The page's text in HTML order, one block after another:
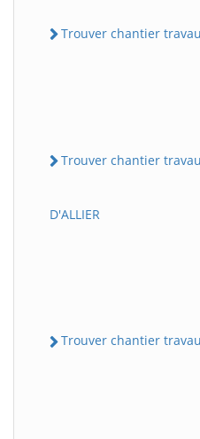
Trouver chantier
Trouver chantier
D'ALLIER
Trouver chantier